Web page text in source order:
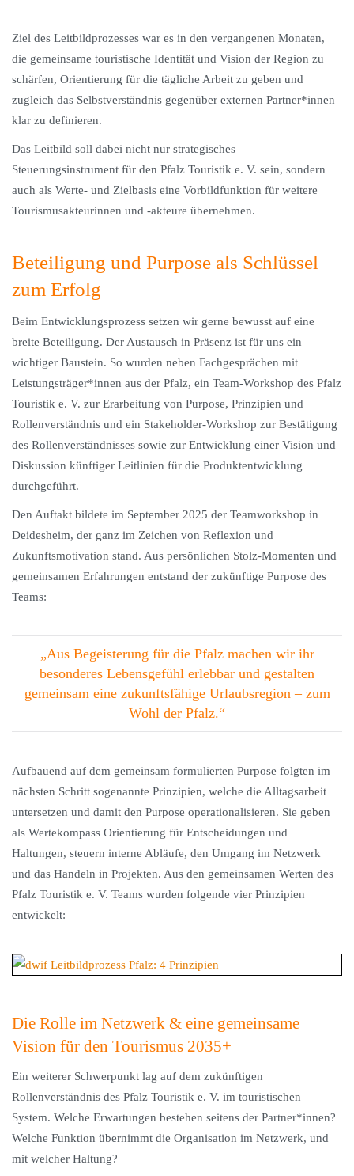
Ziel des Leitbildprozesses war es in den vergangenen Monaten,
die gemeinsame touristische Identität und Vision der Region zu
schärfen, Orientierung für die tägliche Arbeit zu geben und
zugleich das Selbstverständnis gegenüber externen Partner*innen
klar zu definieren.
Das Leitbild soll dabei nicht nur strategisches
Steuerungsinstrument für den Pfalz Touristik e. V. sein, sondern
auch als Werte- und Zielbasis eine Vorbildfunktion für weitere
Tourismusakteurinnen und -akteure übernehmen.
Beteiligung und Purpose als Schlüssel
zum Erfolg
Beim Entwicklungsprozess setzen wir gerne bewusst auf eine
breite Beteiligung. Der Austausch in Präsenz ist für uns ein
wichtiger Baustein. So wurden neben Fachgesprächen mit
Leistungsträger*innen aus der Pfalz, ein Team-Workshop des Pfalz
Touristik e. V. zur Erarbeitung von Purpose, Prinzipien und
Rollenverständnis und ein Stakeholder-Workshop zur Bestätigung
des Rollenverständnisses sowie zur Entwicklung einer Vision und
Diskussion künftiger Leitlinien für die Produktentwicklung
durchgeführt.
Den Auftakt bildete im September 2025 der Teamworkshop in
Deidesheim, der ganz im Zeichen von Reflexion und
Zukunftsmotivation stand. Aus persönlichen Stolz-Momenten und
gemeinsamen Erfahrungen entstand der zukünftige Purpose des
Teams:
„Aus Begeisterung für die Pfalz machen wir ihr
besonderes Lebensgefühl erlebbar und gestalten
gemeinsam eine zukunftsfähige Urlaubsregion – zum
Wohl der Pfalz.“
Aufbauend auf dem gemeinsam formulierten Purpose folgten im
nächsten Schritt sogenannte Prinzipien, welche die Alltagsarbeit
untersetzen und damit den Purpose operationalisieren. Sie geben
als Wertekompass Orientierung für Entscheidungen und
Haltungen, steuern interne Abläufe, den Umgang im Netzwerk
und das Handeln in Projekten. Aus den gemeinsamen Werten des
Pfalz Touristik e. V. Teams wurden folgende vier Prinzipien
entwickelt:
Die Rolle im Netzwerk & eine gemeinsame
Vision für den Tourismus 2035+
Ein weiterer Schwerpunkt lag auf dem zukünftigen
Rollenverständnis des Pfalz Touristik e. V. im touristischen
System. Welche Erwartungen bestehen seitens der Partner*innen?
Welche Funktion übernimmt die Organisation im Netzwerk, und
mit welcher Haltung?